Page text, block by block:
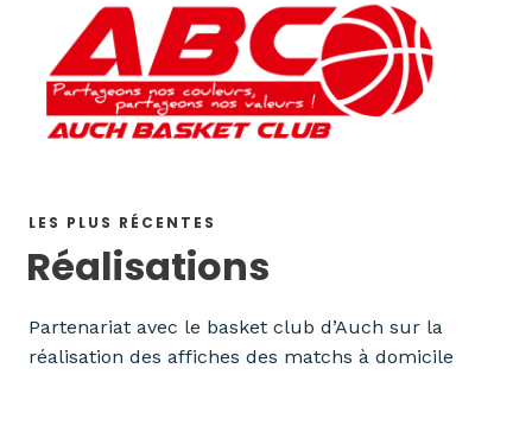
LES PLUS RÉCENTES
Réalisations
Partenariat avec le basket club d’Auch sur la
réalisation des affiches des matchs à domicile